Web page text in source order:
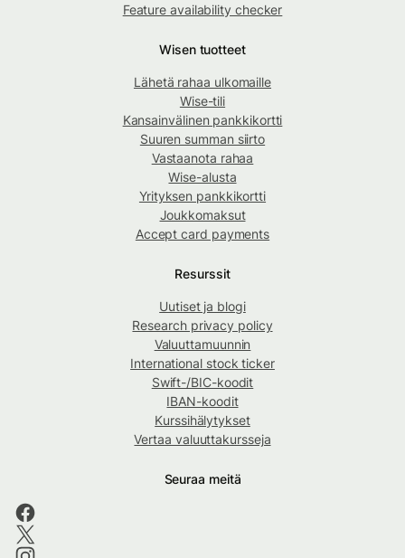
Feature availability checker
Wisen tuotteet
Lähetä rahaa ulkomaille
Wise-tili
Kansainvälinen pankkikortti
Suuren summan siirto
Vastaanota rahaa
Wise-alusta
Yrityksen pankkikortti
Joukkomaksut
Accept card payments
Resurssit
Uutiset ja blogi
Research privacy policy
Valuuttamuunnin
International stock ticker
Swift-/BIC-koodit
IBAN-koodit
Kurssihälytykset
Vertaa valuuttakursseja
Seuraa meitä